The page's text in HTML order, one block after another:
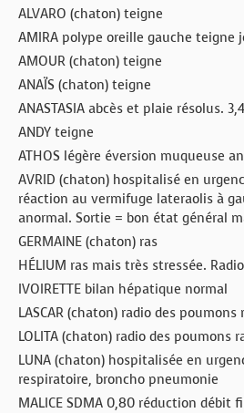
ALVARO (chaton) teigne
AMIRA polype oreille gauche teigne
AMOUR (chaton) teigne
ANAÏS (chaton) teigne
ANASTASIA abcès et plaie résolus.
ANDY teigne
ATHOS légère éversion muqueuse
AVRID (chaton) hospitalisé en
réaction au vermifuge lateraolis à
anormal. Sortie = bon état général
GERMAINE (chaton) ras
HÉLIUM ras mais très stressée.
IVOIRETTE bilan hépatique normal
LASCAR (chaton) radio des
LOLITA (chaton) radio des poumons
LUNA (chaton) hospitalisée en
respiratoire, broncho pneumonie
MALICE SDMA 0,80 réduction débit